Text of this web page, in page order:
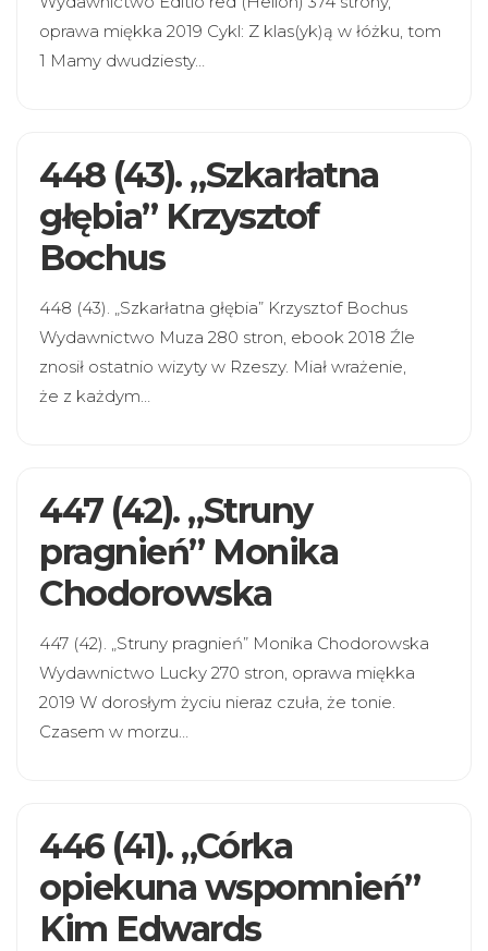
oprawa miękka 2019 Cykl: Z klas(yk)ą w łóżku, tom
1 Mamy dwudziesty…
448 (43). „Szkarłatna
głębia” Krzysztof
Bochus
448 (43). „Szkarłatna głębia” Krzysztof Bochus
Wydawnictwo Muza 280 stron, ebook 2018 Źle
znosił ostatnio wizyty w Rzeszy. Miał wrażenie,
że z każdym…
447 (42). „Struny
pragnień” Monika
Chodorowska
447 (42). „Struny pragnień” Monika Chodorowska
Wydawnictwo Lucky 270 stron, oprawa miękka
2019 W dorosłym życiu nieraz czuła, że tonie.
Czasem w morzu…
446 (41). „Córka
opiekuna wspomnień”
Kim Edwards